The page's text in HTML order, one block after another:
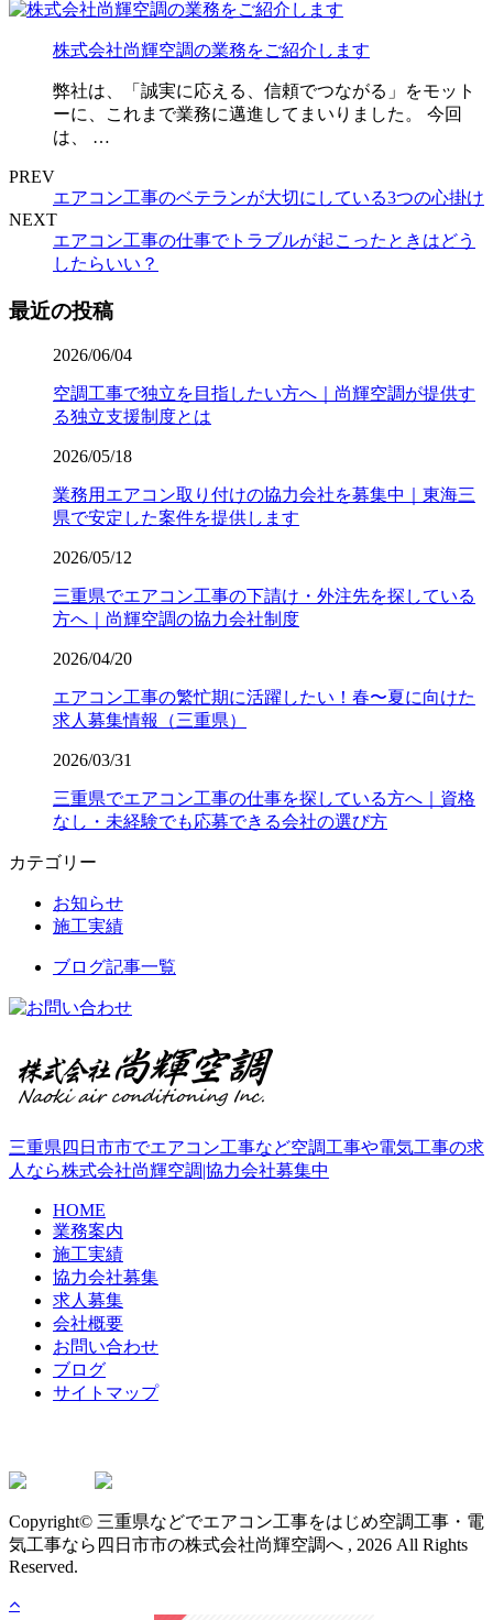
株式会社尚輝空調の業務をご紹介します
弊社は、「誠実に応える、信頼でつながる」をモット
ーに、これまで業務に邁進してまいりました。 今回
は、 …
PREV
エアコン工事のベテランが大切にしている3つの心掛け
NEXT
エアコン工事の仕事でトラブルが起こったときはどう
したらいい？
最近の投稿
2026/06/04
空調工事で独立を目指したい方へ｜尚輝空調が提供す
る独立支援制度とは
2026/05/18
業務用エアコン取り付けの協力会社を募集中｜東海三
県で安定した案件を提供します
2026/05/12
三重県でエアコン工事の下請け・外注先を探している
方へ｜尚輝空調の協力会社制度
2026/04/20
エアコン工事の繁忙期に活躍したい！春〜夏に向けた
求人募集情報（三重県）
2026/03/31
三重県でエアコン工事の仕事を探している方へ｜資格
なし・未経験でも応募できる会社の選び方
カテゴリー
お知らせ
施工実績
ブログ記事一覧
三重県四日市市でエアコン工事など空調工事や電気工事の求
人なら株式会社尚輝空調|協力会社募集中
HOME
業務案内
施工実績
協力会社募集
求人募集
会社概要
お問い合わせ
ブログ
サイトマップ
Copyright© 三重県などでエアコン工事をはじめ空調工事・電
気工事なら四日市市の株式会社尚輝空調へ , 2026 All Rights
Reserved.